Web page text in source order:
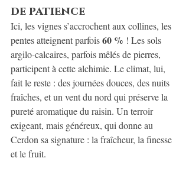
de patience
Ici, les vignes s’accrochent aux collines, les
pentes atteignent parfois 60 % ! Les sols
argilo-calcaires, parfois mêlés de pierres,
participent à cette alchimie. Le climat, lui,
fait le reste : des journées douces, des nuits
fraîches, et un vent du nord qui préserve la
pureté aromatique du raisin. Un terroir
exigeant, mais généreux, qui donne au
Cerdon sa signature : la fraîcheur, la finesse
et le fruit.